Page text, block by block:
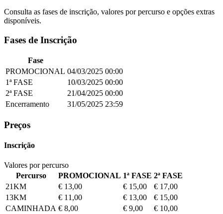
Consulta as fases de inscrição, valores por percurso e opções extras
disponíveis.
Fases de Inscrição
Fase
PROMOCIONAL 04/03/2025 00:00
1ª FASE
10/03/2025 00:00
2ª FASE
21/04/2025 00:00
Encerramento
31/05/2025 23:59
Preços
Inscrição
Valores por percurso
Percurso
PROMOCIONAL 1ª FASE 2ª FASE
21KM
€ 13,00 € 15,00
€ 17,00
13KM
€ 11,00 € 13,00
€ 15,00
CAMINHADA € 8,00 € 9,00
€ 10,00